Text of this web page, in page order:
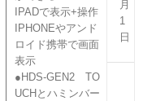
IPADで表示+操作
IPHONEやアンド
ロイド携帯で画面
表示
●HDS-GEN2 TO
UCHとハミンバー
月
1
日